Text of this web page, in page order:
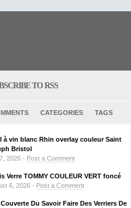
TO RSS
CATEGORIES TAGS
à vin blanc Rhin overlay couleur Saint
Bristol
2026 - Post a Comment
Verre TOMMY COULEUR VERT foncé
6, 2026 - Post a Comment
Du Savoir Faire Des Verriers De